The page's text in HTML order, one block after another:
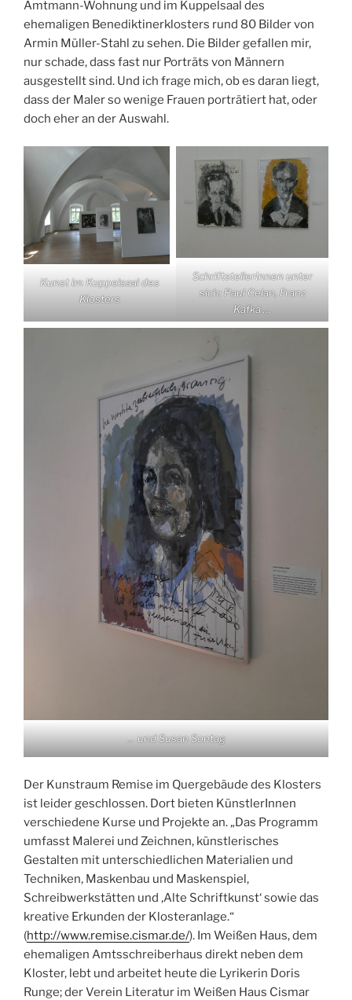
Amtmann-Wohnung und im Kuppelsaal des
ehemaligen Benediktinerklosters rund 80 Bilder von
Armin Müller-Stahl zu sehen. Die Bilder gefallen mir,
nur schade, dass fast nur Porträts von Männern
ausgestellt sind. Und ich frage mich, ob es daran liegt,
dass der Maler so wenige Frauen porträtiert hat, oder
doch eher an der Auswahl.
Kunst im Kuppelsaal des
Klosters
SchriftstellerInnen unter
sich: Paul Celan, Franz
Kafka …
… und Susan Sontag
Der Kunstraum Remise im Quergebäude des Klosters
ist leider geschlossen. Dort bieten KünstlerInnen
verschiedene Kurse und Projekte an. „Das Programm
umfasst Malerei und Zeichnen, künstlerisches
Gestalten mit unterschiedlichen Materialien und
Techniken, Maskenbau und Maskenspiel,
Schreibwerkstätten und ‚Alte Schriftkunst‘ sowie das
kreative Erkunden der Klosteranlage.“
(http://www.remise.cismar.de/). Im Weißen Haus, dem
ehemaligen Amtsschreiberhaus direkt neben dem
Kloster, lebt und arbeitet heute die Lyrikerin Doris
Runge; der Verein Literatur im Weißen Haus Cismar